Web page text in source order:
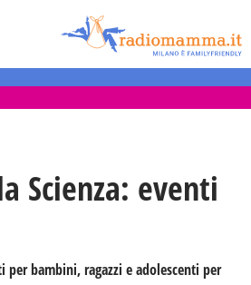
ragazzi e adolescenti
di Milano
Scienza: eventi
per bambini, ragazzi e adolescenti per